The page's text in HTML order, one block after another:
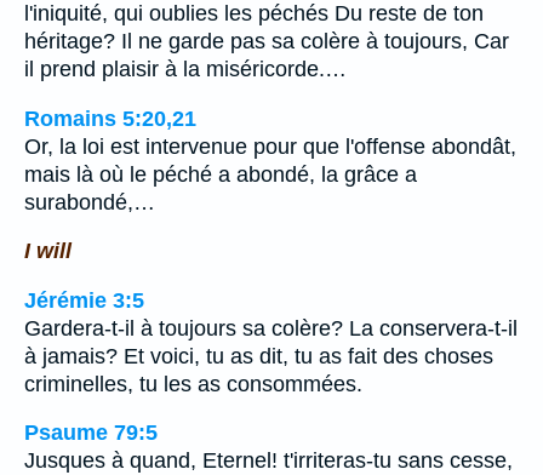
l'iniquité, qui oublies les péchés Du reste de ton
héritage? Il ne garde pas sa colère à toujours, Car
il prend plaisir à la miséricorde.…
Romains 5:20,21
Or, la loi est intervenue pour que l'offense abondât,
mais là où le péché a abondé, la grâce a
surabondé,…
I will
Jérémie 3:5
Gardera-t-il à toujours sa colère? La conservera-t-il
à jamais? Et voici, tu as dit, tu as fait des choses
criminelles, tu les as consommées.
Psaume 79:5
Jusques à quand, Eternel! t'irriteras-tu sans cesse,